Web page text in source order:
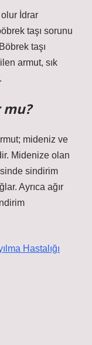
olur İdrar
taşı sorunu
taşı
armut, sık
mideniz ve
Midenize olan
sindirim
Ayrıca ağır
Hastalığı